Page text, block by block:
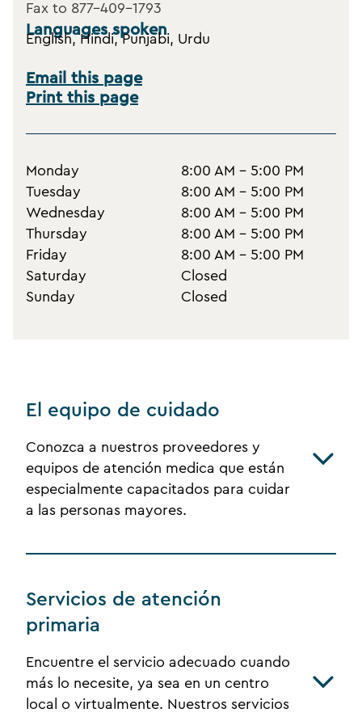
Fax to 877-409-1793
Languages spoken
English, Hindi, Punjabi, Urdu
Email this page
Print this page
Monday
Tuesday
Wednesday
Thursday
Friday
Saturday
Sunday
8:00 AM - 5:00 PM
8:00 AM - 5:00 PM
8:00 AM - 5:00 PM
8:00 AM - 5:00 PM
8:00 AM - 5:00 PM
Closed
Closed
El equipo de cuidado
Conozca a nuestros proveedores y
equipos de atención medica que están
especialmente capacitados para cuidar
a las personas mayores.
Servicios de atención
primaria
Encuentre el servicio adecuado cuando
más lo necesite, ya sea en un centro
local o virtualmente. Nuestros servicios